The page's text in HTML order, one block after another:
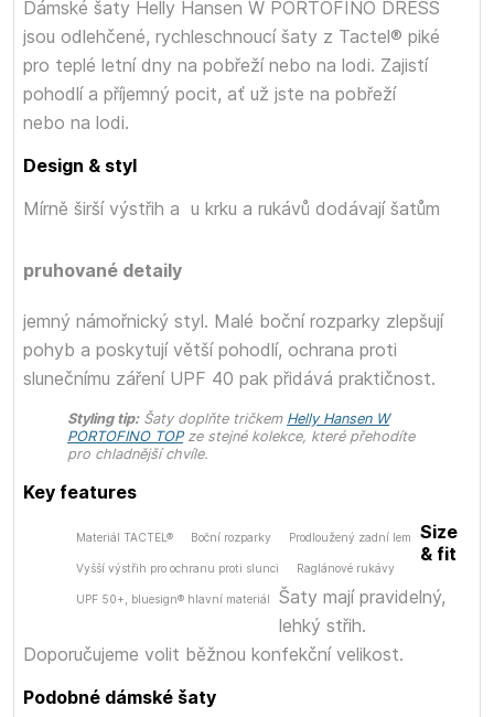
Dámské šaty Helly Hansen W PORTOFINO DRESS
jsou odlehčené, rychleschnoucí šaty z Tactel® piké
pro teplé letní dny na pobřeží nebo na lodi. Zajistí
pohodlí a příjemný pocit, ať už jste na pobřeží
nebo na lodi.
Design & styl
Mírně širší výstřih a
pruhované detaily
u krku a rukávů dodávají šatům
jemný námořnický styl. Malé boční rozparky zlepšují
pohyb a poskytují větší pohodlí, ochrana proti
slunečnímu záření UPF 40 pak přidává praktičnost.
Styling tip:Šaty doplňte tričkem Helly Hansen W
PORTOFINO TOPze stejné kolekce, které přehodíte
pro chladnější chvíle.
Key features
Materiál TACTEL® Boční rozparky Prodloužený zadní lem
Vyšší výstřih pro ochranu proti slunci Raglánové rukávy
UPF 50+, bluesign® hlavní materiál
Size
& fit
Šaty mají pravidelný,
lehký střih.
Doporučujeme volit běžnou konfekční velikost.
Podobné dámské šaty